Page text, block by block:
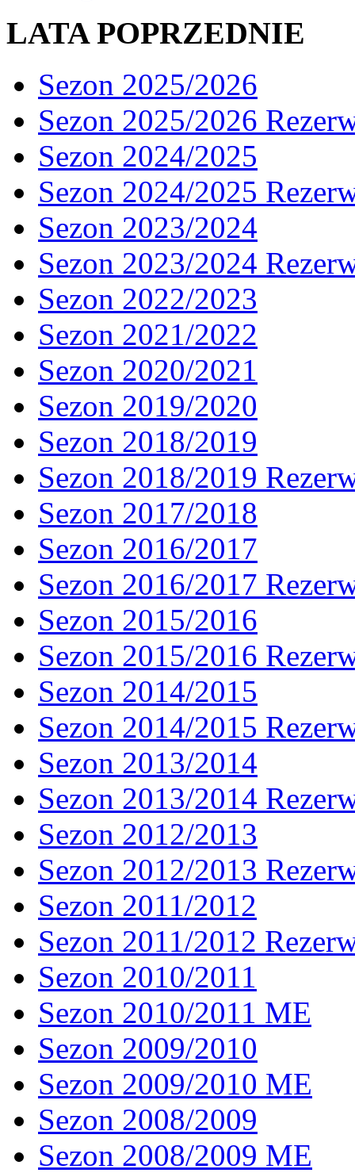
LATA POPRZEDNIE
Sezon 2025/2026
Sezon 2025/2026
Sezon 2024/2025
Sezon 2024/2025
Sezon 2023/2024
Sezon 2023/2024
Sezon 2022/2023
Sezon 2021/2022
Sezon 2020/2021
Sezon 2019/2020
Sezon 2018/2019
Sezon 2018/2019
Sezon 2017/2018
Sezon 2016/2017
Sezon 2016/2017
Sezon 2015/2016
Sezon 2015/2016
Sezon 2014/2015
Sezon 2014/2015
Sezon 2013/2014
Sezon 2013/2014
Sezon 2012/2013
Sezon 2012/2013
Sezon 2011/2012
Sezon 2011/2012
Sezon 2010/2011
Sezon 2010/2011 ME
Sezon 2009/2010
Sezon 2009/2010 ME
Sezon 2008/2009
Sezon 2008/2009 ME